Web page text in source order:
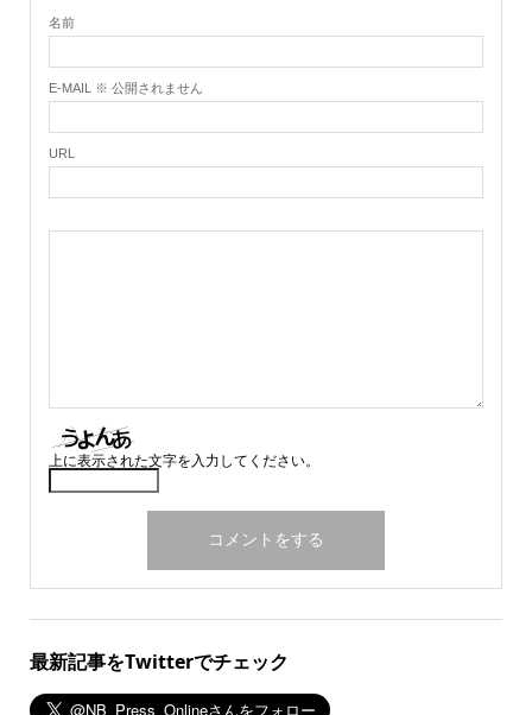
名前
E-MAIL ※ 公開されません
URL
上に表示された文字を入力してください。
最新記事をTwitterでチェック